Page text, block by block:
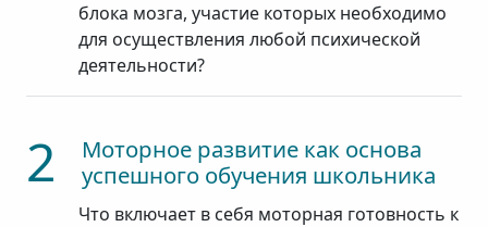
блока мозга, участие которых необходимо
для осуществления любой психической
деятельности?
2
Моторное развитие как основа
успешного обучения школьника
Что включает в себя моторная готовность к